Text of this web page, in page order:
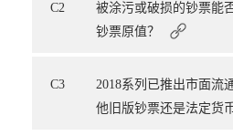
C2
被涂污或破损的钞票能
钞票原值？
C3
2018系列已推出市面流
他旧版钞票还是法定货